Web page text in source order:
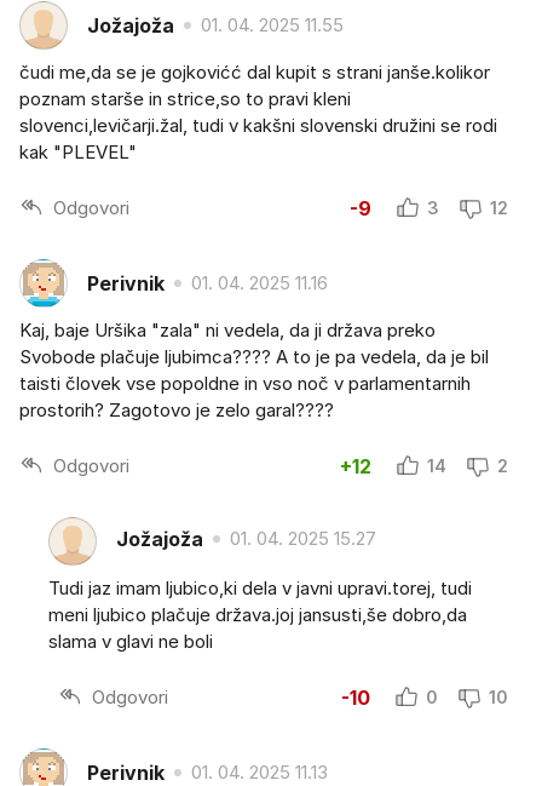
Jožajoža 01. 04. 2025 11.55
čudi me,da se je gojkovićć dal kupit s strani janše.kolikor
poznam starše in strice,so to pravi kleni
slovenci,levičarji.žal, tudi v kakšni slovenski družini se rodi
kak "PLEVEL"
Odgovori -9 3 12
Perivnik 01. 04. 2025 11.16
Kaj, baje Uršika "zala" ni vedela, da ji država preko
Svobode plačuje ljubimca???? A to je pa vedela, da je bil
taisti človek vse popoldne in vso noč v parlamentarnih
prostorih? Zagotovo je zelo garal????
Odgovori +12 14 2
Jožajoža 01. 04. 2025 15.27
Tudi jaz imam ljubico,ki dela v javni upravi.torej, tudi
meni ljubico plačuje država.joj jansusti,še dobro,da
slama v glavi ne boli
Odgovori -10 0 10
Perivnik 01. 04. 2025 11.13